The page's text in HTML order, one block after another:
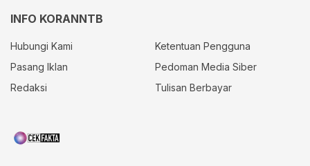
INFO KORANNTB
Hubungi Kami
Ketentuan Pengguna
Pasang Iklan
Pedoman Media Siber
Redaksi
Tulisan Berbayar